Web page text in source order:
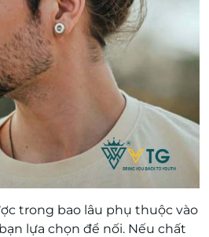
trong bao lâu phụ thuộc vào
lựa chọn để nối. Nếu chất